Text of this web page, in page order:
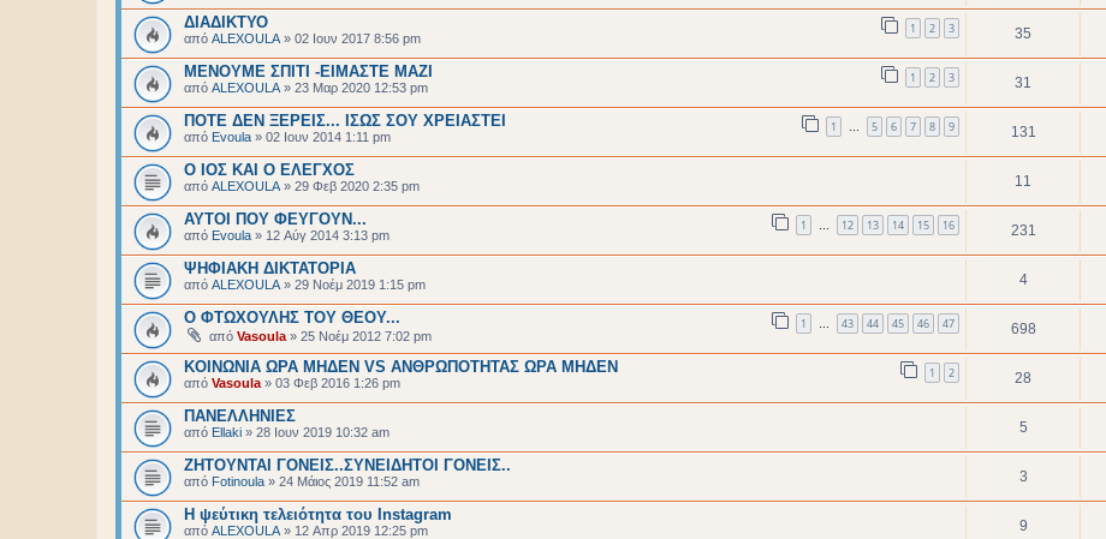
ΔΙΑΔΙΚΤΥΟ
από ALEXOULA » 02 Ιουν 2017 8:56 pm
1 2 3 35
ΜΕΝΟΥΜΕ ΣΠΙΤΙ -ΕΙΜΑΣΤΕ ΜΑΖΙ
από ALEXOULA » 23 Μαρ 2020 12:53 pm
1 2 3 31
ΠΟΤΕ ΔΕΝ ΞΕΡΕΙΣ... ΙΣΩΣ ΣΟΥ ΧΡΕΙΑΣΤΕΙ
από Evoula » 02 Ιουν 2014 1:11 pm
1 … 5 6 7 8 9 131
Ο ΙΟΣ ΚΑΙ Ο ΕΛΕΓΧΟΣ
από ALEXOULA » 29 Φεβ 2020 2:35 pm 11
ΑΥΤΟΙ ΠΟΥ ΦΕΥΓΟΥΝ...
από Evoula » 12 Αύγ 2014 3:13 pm
1 … 12 13 14 15 16 231
ΨΗΦΙΑΚΗ ΔΙΚΤΑΤΟΡΙΑ
από ALEXOULA » 29 Νοέμ 2019 1:15 pm 4
O ΦΤΩΧΟΥΛΗΣ ΤΟΥ ΘΕΟΥ...
από Vasoula » 25 Νοέμ 2012 7:02 pm
1 … 43 44 45 46 47 698
KOINΩNIA ΩΡΑ ΜΗΔΕΝ VS ΑΝΘΡΩΠΟΤΗΤΑΣ ΩΡΑ ΜΗΔΕΝ
από Vasoula » 03 Φεβ 2016 1:26 pm
1 2 28
ΠΑΝΕΛΛΗΝΙΕΣ
από Ellaki » 28 Ιουν 2019 10:32 am 5
ΖΗΤΟΥΝΤΑΙ ΓΟΝΕΙΣ..ΣΥΝΕΙΔΗΤΟΙ ΓΟΝΕΙΣ..
από Fotinoula » 24 Μάιος 2019 11:52 am 3
Η ψεύτικη τελειότητα του Instagram
από ALEXOULA » 12 Απρ 2019 12:25 pm 9